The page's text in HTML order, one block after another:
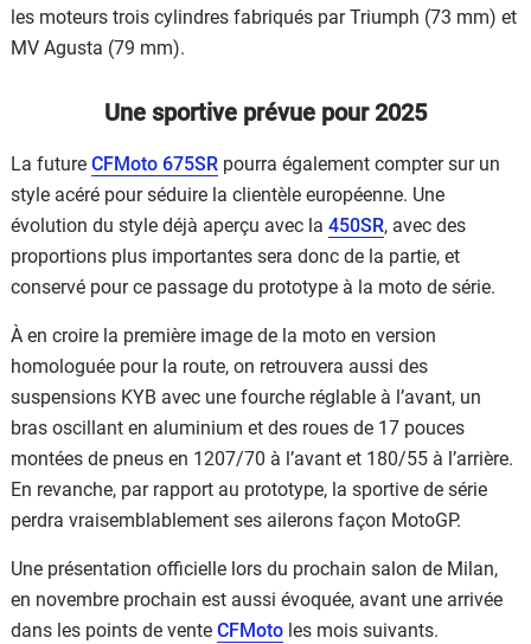
les moteurs trois cylindres fabriqués par Triumph (73 mm) et
MV Agusta (79 mm).
Une sportive prévue pour 2025
La future CFMoto 675SR pourra également compter sur un
style acéré pour séduire la clientèle européenne. Une
évolution du style déjà aperçu avec la 450SR, avec des
proportions plus importantes sera donc de la partie, et
conservé pour ce passage du prototype à la moto de série.
À en croire la première image de la moto en version
homologuée pour la route, on retrouvera aussi des
suspensions KYB avec une fourche réglable à l’avant, un
bras oscillant en aluminium et des roues de 17 pouces
montées de pneus en 1207/70 à l’avant et 180/55 à l’arrière.
En revanche, par rapport au prototype, la sportive de série
perdra vraisemblablement ses ailerons façon MotoGP.
Une présentation officielle lors du prochain salon de Milan,
en novembre prochain est aussi évoquée, avant une arrivée
dans les points de vente CFMoto les mois suivants.